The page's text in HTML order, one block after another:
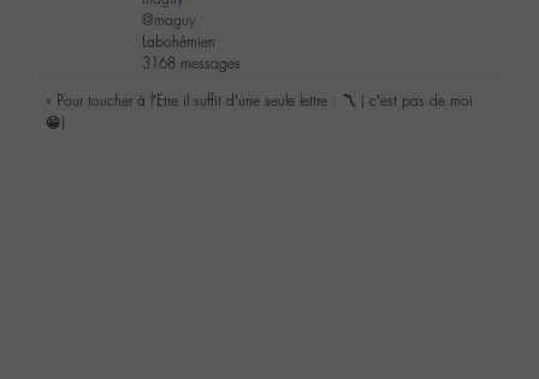
@maguy
Labohémien
3168 messages
« Pour toucher à l’Etre il suffit d’une seule lettre : 〽️ ( c’est pas de moi
😁)